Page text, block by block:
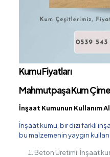
Kumu Fiyatları
Mahmutpaşa Kum
İnşaat Kumunun Kullanım
İnşaat kumu, bir dizi farklı
bu malzemenin yaygın
Beton Üretimi: İnşaat